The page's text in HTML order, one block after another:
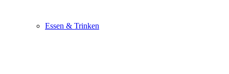
Essen & Trinken